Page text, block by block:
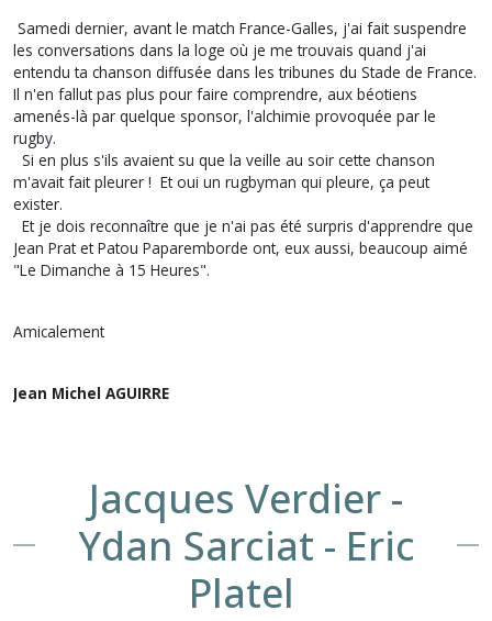
Samedi dernier, avant le match France-Galles, j'ai fait suspendre
les conversations dans la loge où je me trouvais quand j'ai
entendu ta chanson diffusée dans les tribunes du Stade de France.
Il n'en fallut pas plus pour faire comprendre, aux béotiens
amenés-là par quelque sponsor, l'alchimie provoquée par le
rugby.
Si en plus s'ils avaient su que la veille au soir cette chanson
m'avait fait pleurer ! Et oui un rugbyman qui pleure, ça peut
exister.
Et je dois reconnaître que je n'ai pas été surpris d'apprendre que
Jean Prat et Patou Paparemborde ont, eux aussi, beaucoup aimé
"Le Dimanche à 15 Heures".
Amicalement
Jean Michel AGUIRRE
Jacques Verdier -
Ydan Sarciat - Eric
Platel